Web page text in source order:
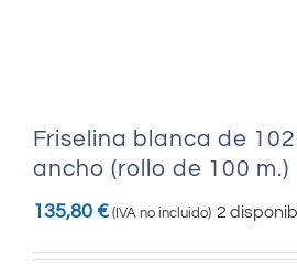
Friselina blanca de
ancho (rollo de 100 m.)
135,80 € (IVA no incluido) 2